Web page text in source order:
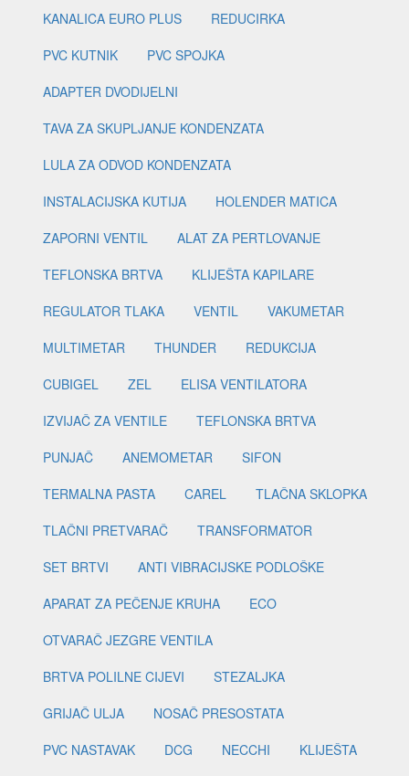
KANALICA EURO PLUS
REDUCIRKA
PVC KUTNIK
PVC SPOJKA
ADAPTER DVODIJELNI
TAVA ZA SKUPLJANJE KONDENZATA
LULA ZA ODVOD KONDENZATA
INSTALACIJSKA KUTIJA
HOLENDER MATICA
ZAPORNI VENTIL
ALAT ZA PERTLOVANJE
TEFLONSKA BRTVA
KLIJEŠTA KAPILARE
REGULATOR TLAKA
VENTIL
VAKUMETAR
MULTIMETAR
THUNDER
REDUKCIJA
CUBIGEL
ZEL
ELISA VENTILATORA
IZVIJAČ ZA VENTILE
TEFLONSKA BRTVA
PUNJAČ
ANEMOMETAR
SIFON
TERMALNA PASTA
CAREL
TLAČNA SKLOPKA
TLAČNI PRETVARAČ
TRANSFORMATOR
SET BRTVI
ANTI VIBRACIJSKE PODLOŠKE
APARAT ZA PEČENJE KRUHA
ECO
OTVARAČ JEZGRE VENTILA
BRTVA POLILNE CIJEVI
STEZALJKA
GRIJAČ ULJA
NOSAČ PRESOSTATA
PVC NASTAVAK
DCG NECCHI
KLIJEŠTA